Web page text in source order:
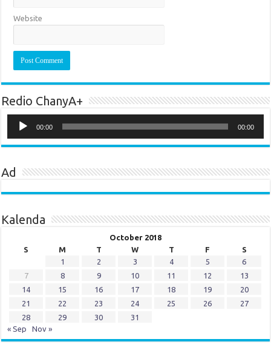
Website
Redio ChanyA+
Player
00:00 00:00
Ad
Kalenda
October 2018
S
M T W T F
S
1
2 3 4 5
6
7
8 9 10 11 12
13
14
15 16 17 18 19
20
21
22 23 24 25 26
27
28
29 30
31
« Sep
Nov »